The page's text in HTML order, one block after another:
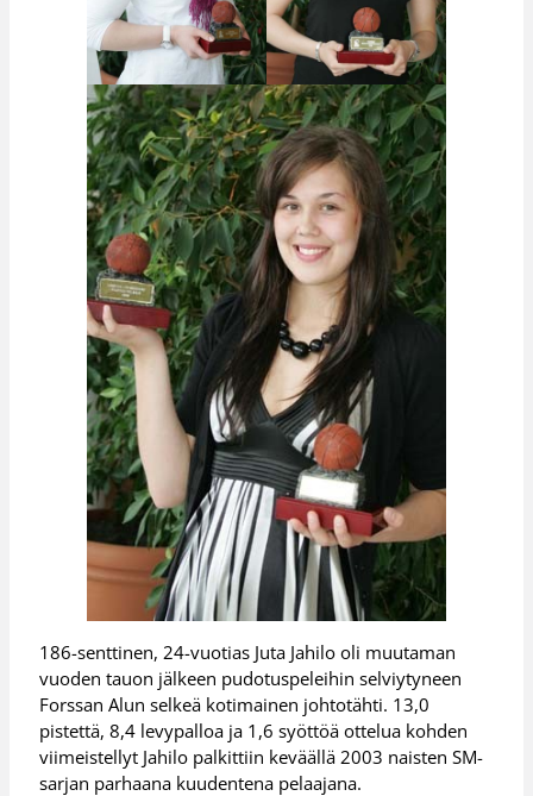
186-senttinen, 24-vuotias Juta Jahilo oli muutaman
vuoden tauon jälkeen pudotuspeleihin selviytyneen
Forssan Alun selkeä kotimainen johtotähti. 13,0
pistettä, 8,4 levypalloa ja 1,6 syöttöä ottelua kohden
viimeistellyt Jahilo palkittiin keväällä 2003 naisten SM-
sarjan parhaana kuudentena pelaajana.